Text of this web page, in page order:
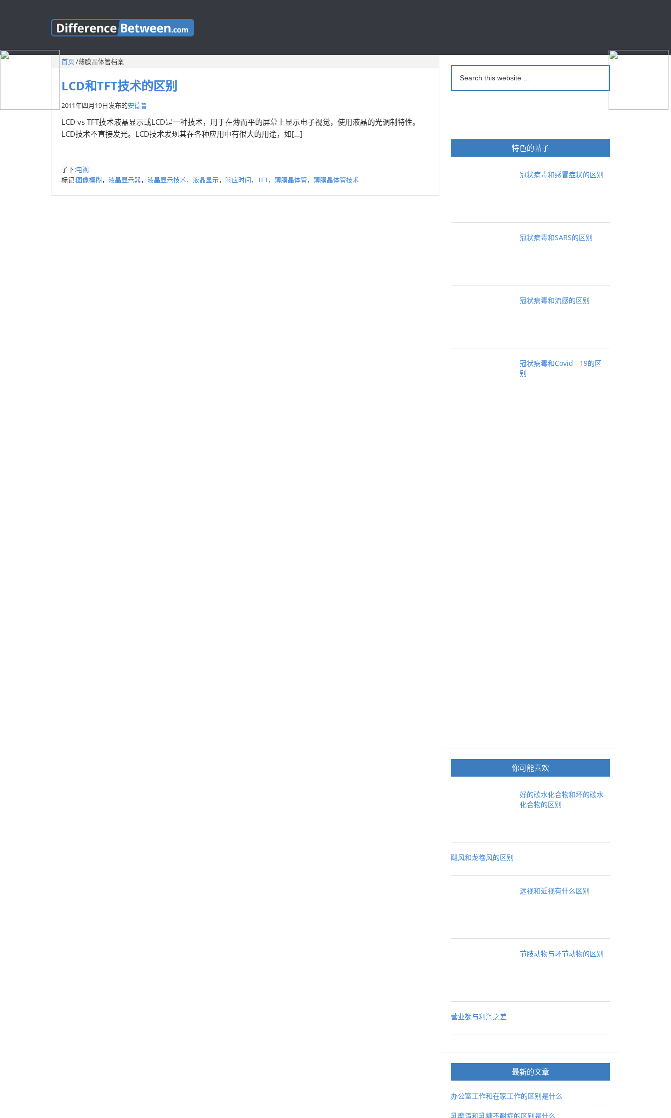
首页/薄膜晶体管档案
LCD和TFT技术的区别
2011年四月19日发布的安德鲁
LCD vs TFT技术液晶显示或LCD是一种技术，用于在薄而平的屏幕上显示电子视觉，使用液晶的光调制特性。
LCD技术不直接发光。LCD技术发现其在各种应用中有很大的用途，如[…]
了下:电视
标记:图像模糊， 液晶显示器， 液晶显示技术， 液晶显示， 响应时间， TFT， 薄膜晶体管， 薄膜晶体管技术
特色的帖子
冠状病毒和感冒症状的区别
冠状病毒和SARS的区别
冠状病毒和流感的区别
冠状病毒和Covid - 19的区
别
你可能喜欢
好的碳水化合物和坏的碳水
化合物的区别
飓风和龙卷风的区别
远视和近视有什么区别
节肢动物与环节动物的区别
营业额与利润之差
最新的文章
办公室工作和在家工作的区别是什么
乳糜泻和乳糖不耐症的区别是什么